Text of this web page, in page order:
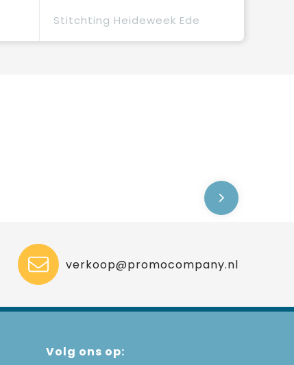
Stitchting Heideweek Ede
verkoop@promocompany.nl
Volg ons op: